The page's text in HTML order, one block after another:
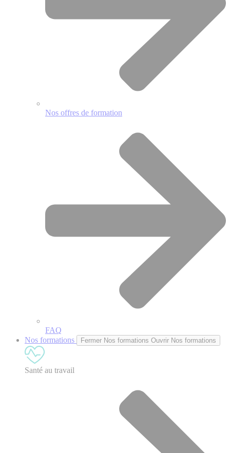
Nos offres de formation
FAQ
Nos formations
Fermer Nos formations Ouvrir Nos formations
Santé au travail